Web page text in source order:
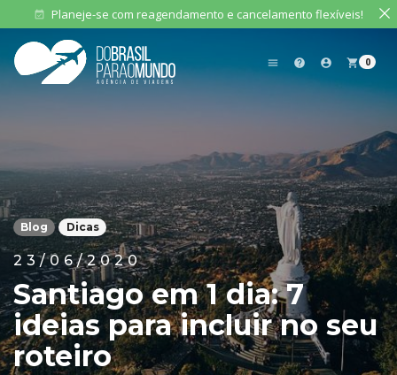
event_available Planeje-se com reagendamento e cancelamento flexíveis!
menu help account_circle shopping_cart 0
Blog Dicas
23/06/2020
Santiago em 1 dia: 7
ideias para incluir no seu
roteiro